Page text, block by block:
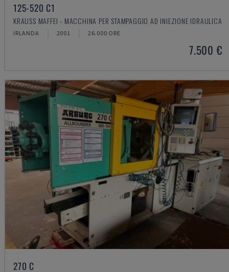
125-520 C1
KRAUSS MAFFEI - MACCHINA PER STAMPAGGIO AD INIEZIONE IDRAULICA
IRLANDA 2001 26.000 ORE
7.500 €
270 C